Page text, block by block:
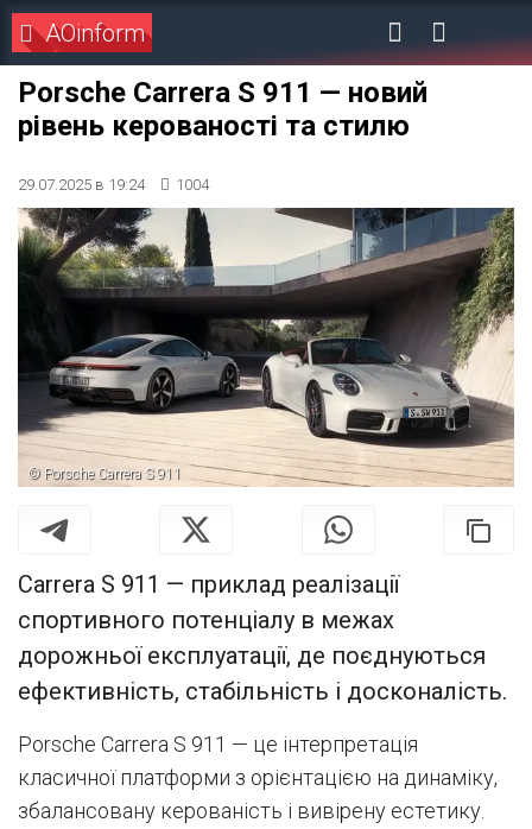
AOinform
Porsche Carrera S 911 — новий
рівень керованості та стилю
29.07.2025 в 19:24 1004
© Porsche Carrera S 911
Carrera S 911 — приклад реалізації
спортивного потенціалу в межах
дорожньої експлуатації, де поєднуються
ефективність, стабільність і досконалість.
Porsche Carrera S 911 — це інтерпретація
класичної платформи з орієнтацією на динаміку,
збалансовану керованість і вивірену естетику.